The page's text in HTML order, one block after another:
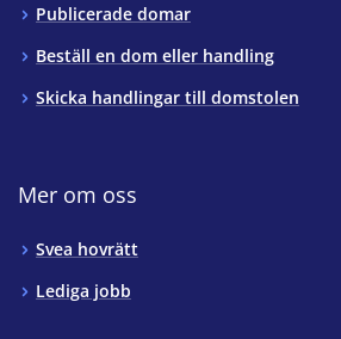
Publicerade domar
Beställ en dom eller handling
Skicka handlingar till domstolen
Mer om oss
Svea hovrätt
Lediga jobb